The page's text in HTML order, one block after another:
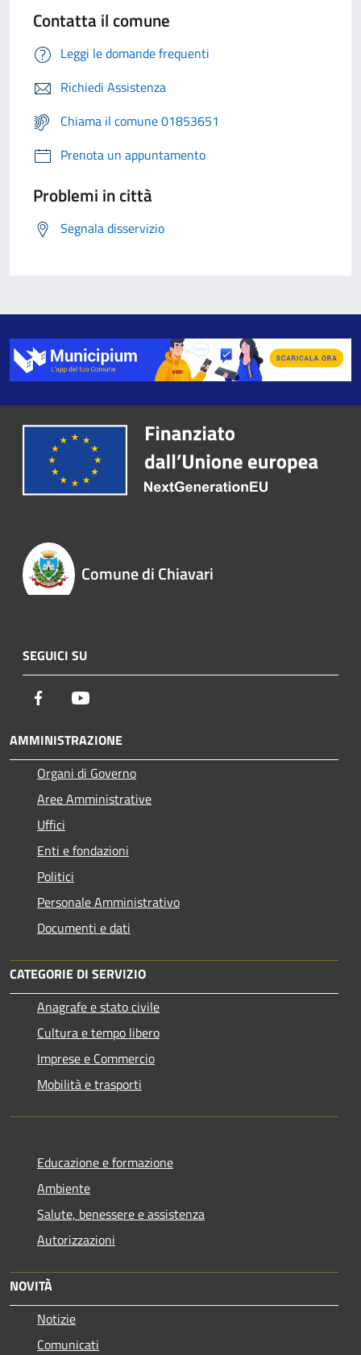
Contatta il comune
Leggi le domande frequenti
Richiedi Assistenza
Chiama il comune 01853651
Prenota un appuntamento
Problemi in città
Segnala disservizio
Comune di Chiavari
SEGUICI SU
Facebook
AMMINISTRAZIONE
Organi di Governo
Aree Amministrative
Uffici
Enti e fondazioni
Politici
Personale Amministrativo
Documenti e dati
CATEGORIE DI SERVIZIO
Anagrafe e stato civile
Cultura e tempo libero
Imprese e Commercio
Mobilità e trasporti
Educazione e formazione
Ambiente
Salute, benessere e assistenza
Autorizzazioni
NOVITÀ
Notizie
Comunicati